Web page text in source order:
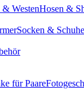
& WestenHosen &
Socken & Schuhe
für Paare